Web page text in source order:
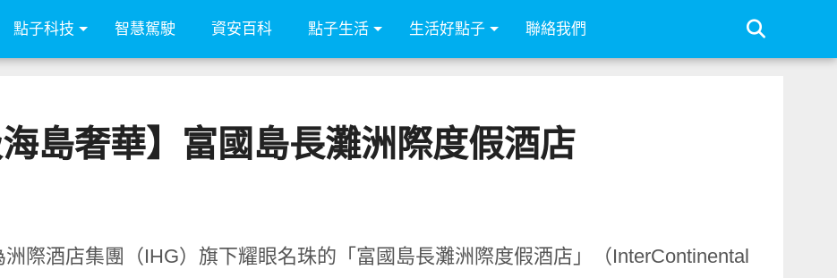
點子科技 智慧駕駛 資安百科 點子生活 生活好點子 聯絡我們
海島奢華】富國島長灘洲際度假酒店
洲際酒店集團（IHG）旗下耀眼名珠的「富國島長灘洲際度假酒店」（InterContinental